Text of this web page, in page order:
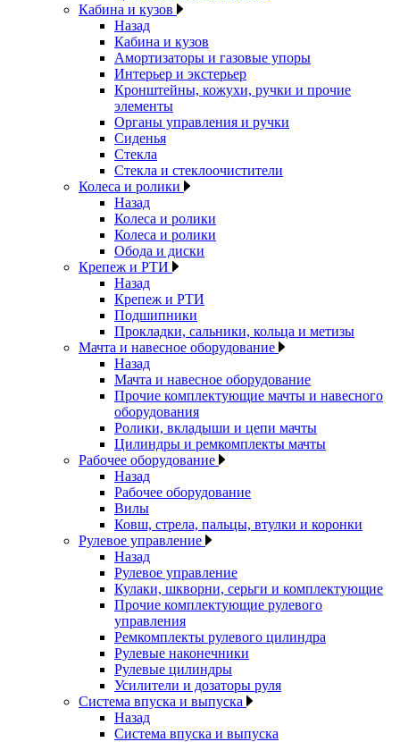
Кабина и кузов
Назад
Кабина и кузов
Амортизаторы и газовые упоры
Интерьер и экстерьер
Кронштейны, кожухи, ручки и прочие
элементы
Органы управления и ручки
Сиденья
Стекла
Стекла и стеклоочистители
Колеса и ролики
Назад
Колеса и ролики
Колеса и ролики
Обода и диски
Крепеж и РТИ
Назад
Крепеж и РТИ
Подшипники
Прокладки, сальники, кольца и метизы
Мачта и навесное оборудование
Назад
Мачта и навесное оборудование
Прочие комплектующие мачты и навесного
оборудования
Ролики, вкладыши и цепи мачты
Цилиндры и ремкомплекты мачты
Рабочее оборудование
Назад
Рабочее оборудование
Вилы
Ковш, стрела, пальцы, втулки и коронки
Рулевое управление
Назад
Рулевое управление
Кулаки, шкворни, серьги и комплектующие
Прочие комплектующие рулевого
управления
Ремкомплекты рулевого цилиндра
Рулевые наконечники
Рулевые цилиндры
Усилители и дозаторы руля
Система впуска и выпуска
Назад
Система впуска и выпуска